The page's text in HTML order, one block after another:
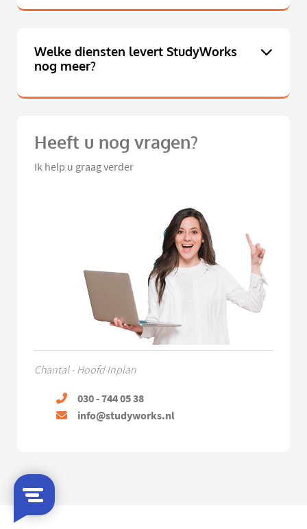
Welke diensten levert StudyWorks
nog meer?
Heeft u nog vragen?
Ik help u graag verder
Chantal - Hoofd Inplan
030 - 744 05 38
info@studyworks.nl